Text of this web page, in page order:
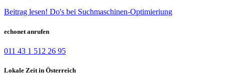
Beitrag lesen! Do's bei Suchmaschinen-Optimieriung
echonet anrufen
011 43 1 512 26 95
Lokale Zeit in Österreich